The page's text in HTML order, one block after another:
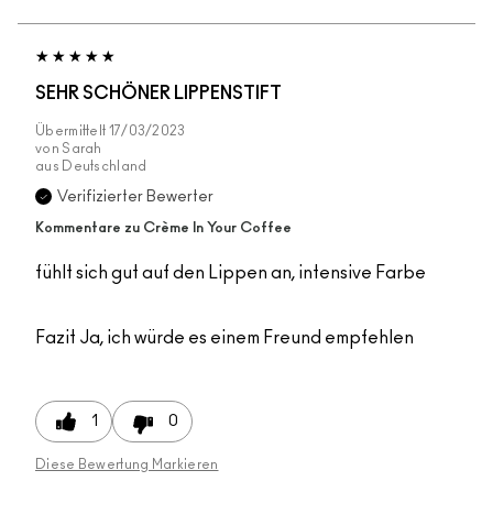
SEHR SCHÖNER LIPPENSTIFT
Übermittelt 17/03/2023
von Sarah
aus
Deutschland
Verifizierter Bewerter
Kommentare zu Crème In Your Coffee
fühlt sich gut auf den Lippen an, intensive Farbe
Fazit Ja, ich würde es einem Freund empfehlen
1 0
Diese Bewertung Markieren